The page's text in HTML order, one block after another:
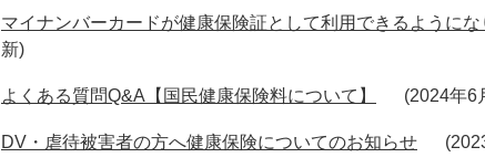
マイナンバーカードが健康保険証として利用できるようにな
新
よくある質問Q&A【国民健康保険料について】 2024年6
DV・虐待被害者の方へ健康保険についてのお知らせ